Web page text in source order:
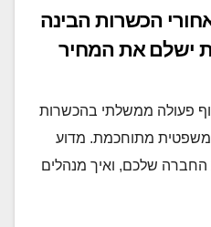
הכשרות הבינה
ישלם את המחיר
פעולה ממשלתי בהכשרות
מתוחכמת. מדוע
שלכם, ואיך מנהלים